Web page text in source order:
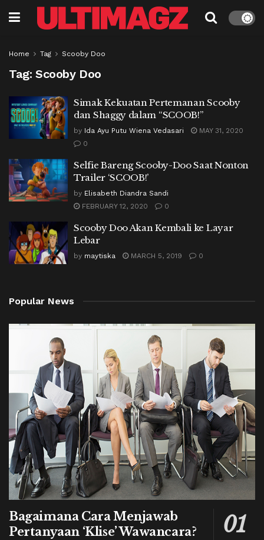
Home Tag Scooby Doo
Tag: Scooby Doo
Simak Kekuatan Pertemanan Scooby
dan Shaggy dalam “SCOOB!”
by Ida Ayu Putu Wiena Vedasari
MAY 31, 2020
0
Selfie Bareng Scooby-Doo Saat Nonton
Trailer ‘SCOOB!’
by Elisabeth Diandra Sandi
FEBRUARY 12, 2020
0
Scooby Doo Akan Kembali ke Layar
Lebar
by maytiska MARCH 5, 2019 0
Popular News
Bagaimana Cara Menjawab
Pertanyaan ‘Klise’ Wawancara?